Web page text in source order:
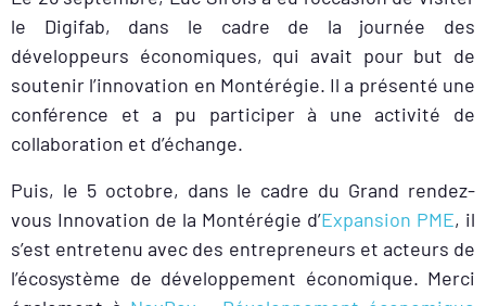
le Digifab, dans le cadre de la journée des
développeurs économiques, qui avait pour but de
soutenir l’innovation en Montérégie. Il a présenté une
conférence et a pu participer à une activité de
collaboration et d’échange.
Puis, le 5 octobre, dans le cadre du Grand rendez-
vous Innovation de la Montérégie d’Expansion PME, il
s’est entretenu avec des entrepreneurs et acteurs de
l’écosystème de développement économique. Merci